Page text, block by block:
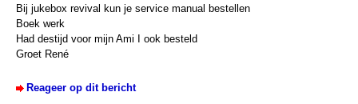
Bij jukebox revival kun je service manual bestellen
Boek werk
Had destijd voor mijn Ami I ook besteld
Groet René
Reageer op dit bericht